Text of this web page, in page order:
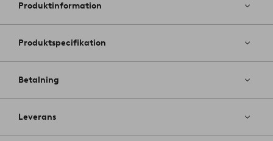
favoriter
Produktinformation
Produktspecifikation
Betalning
Leverans